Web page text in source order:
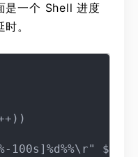
是一个 Shell 进度
。
$b $i